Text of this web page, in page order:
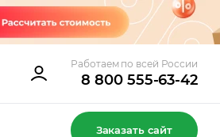
Работаем по всей России
8 800 555-63-42
Заказать сайт